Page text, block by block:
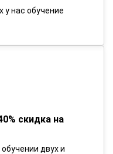
у нас обучение
скидка на
двух и